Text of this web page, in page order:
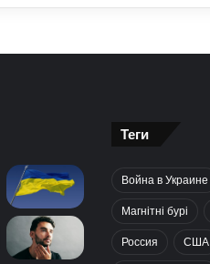
Теги
Война в Украине
Магнітні бурі
Россия США